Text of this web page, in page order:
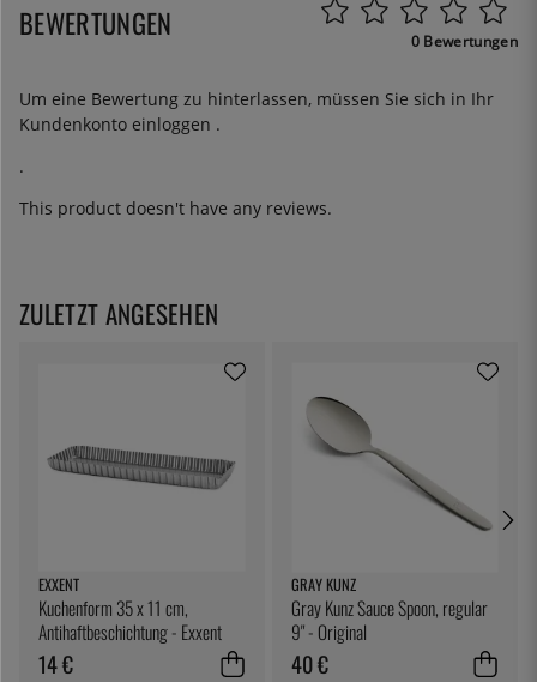
BEWERTUNGEN 0 Bewertungen
Um eine Bewertung zu hinterlassen, müssen Sie sich in Ihr
Kundenkonto einloggen .
.
This product doesn't have any reviews.
ZULETZT ANGESEHEN
EXXENT
Kuchenform 35 x 11 cm,
Antihaftbeschichtung - Exxent
14 €
GRAY KUNZ
Gray Kunz Sauce Spoon, regular
9" - Original
40 €